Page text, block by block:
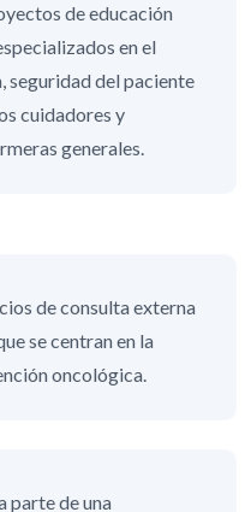
de educación
en el
seguridad del paciente
cuidadores y
generales.
de consulta externa
se centran en la
oncológica.
parte de una